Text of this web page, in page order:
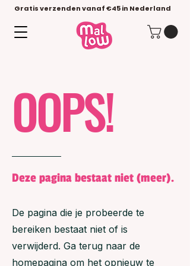
Gratis verzenden vanaf €45 in Nederland
OOPS!
Deze pagina bestaat niet (meer).
De pagina die je probeerde te
bereiken bestaat niet of is
verwijderd. Ga terug naar de
homepagina om het opnieuw te